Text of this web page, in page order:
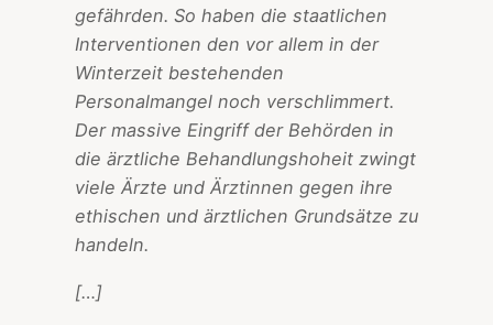
gefährden. So haben die staatlichen
Interventionen den vor allem in der
Winterzeit bestehenden
Personalmangel noch verschlimmert.
Der massive Eingriff der Behörden in
die ärztliche Behandlungshoheit zwingt
viele Ärzte und Ärztinnen gegen ihre
ethischen und ärztlichen Grundsätze zu
handeln.
[…]